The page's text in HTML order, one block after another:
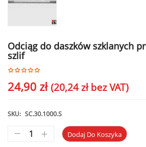
Odciąg do daszków szklanych
szlif
24,90 zł (20,24złbez VAT)
SKU: SC.30.1000.S
Dodaj Do Koszyka